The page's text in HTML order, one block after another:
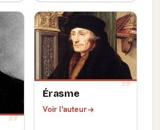
Érasme
Voir l'auteur